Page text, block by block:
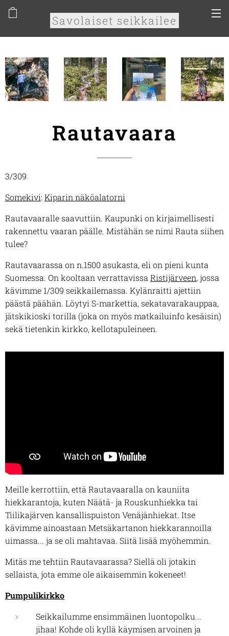
Savolaiset seikkailee
Rautavaara
3/309
Somekivi: Kiparin näköalatorni
Rautavaaralle saavuttiin. Kaupunki on kirjaimellisesti
rakennettu vaaran päälle. Mistähän se nimi Rauta siihen
tulee?
Rautavaarassa on n.1500 asukasta, eli on pieni kunta
Suomessa. On kooltaan verrattavissa Ristijärveen, jossa
kävimme 1/309 seikkailemassa. Kylänraitti ajettiin
päästä päähän. Löytyi S-markettia, sekatavarakauppaa,
jätskikioski torilla (joka on myös matkailuinfo kesäisin)
sekä tietenkin kirkko, kellotapuleineen.
Meille kerrottiin, että Rautavaaralla on kauniita
hiekkarantoja, kuten Näätä- ja Rouskunhiekka tai
Tiilikajärven kansallispuiston Venäjänhiekat. Itse
kävimme ainoastaan Metsäkartanon hiekkarannoilla
uimassa... ja se oli mahtavaa. Siitä lisää myöhemmin.
Mitäs me tehtiin Rautavaarassa? Siellä oli jotakin
sellaista, jota emme ole aikaisemmin kokeneet!
Pumpulikirkko
Seikkailumme ensimmäinen luontopolku...
jihaa! Kohde oli kyllä käymisen arvoinen ja